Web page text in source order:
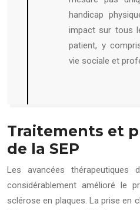
handicap
impact sur tous
patient, y
vie sociale et
Traitements et
de la SEP
Les avancées thérapeutiques
considérablement amélioré le
sclérose en plaques. La prise en